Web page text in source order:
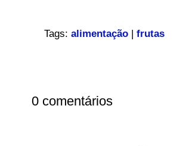
Tags: alimentação| frutas
0 comentários